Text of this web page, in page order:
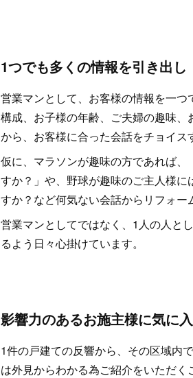
1つでも多くの情報を引き出
営業マンとして、お客様の情報を一
構成、お子様の年齢、ご夫婦の趣味
から、お客様に合った会話をチョイス
仮に、マラソンが趣味の方であれば
すか？」や、野球が趣味のご主人様
すか？など何気ない会話からリフォー
営業マンとしてではなく、1人の人と
るよう日々心掛けています。
影響力のあるお施主様に気に
1件の戸建ての反響から、その区域内
は外見からわかる為ご紹介をいただ